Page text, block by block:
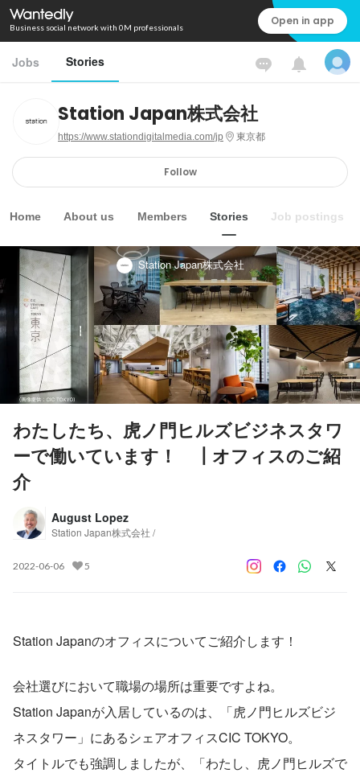
Business social network with 0M professionals Open in app
Jobs Stories
Station Japan株式会社
https://www.stationdigitalmedia.com/jp 東京都
Follow
Home About us Members Stories Job postings
Station Japan株式会社
わたしたち、虎ノ門ヒルズビジネスタワ
ーで働いています！ ┃オフィスのご紹
介
August Lopez
Station Japan株式会社 /
2022-06-06 5
Station Japanのオフィスについてご紹介します！
会社選びにおいて職場の場所は重要ですよね。
Station Japanが入居しているのは、「虎ノ門ヒルズビジ
ネスタワー」にあるシェアオフィスCIC TOKYO。
タイトルでも強調しましたが、「わたし、虎ノ門ヒルズで